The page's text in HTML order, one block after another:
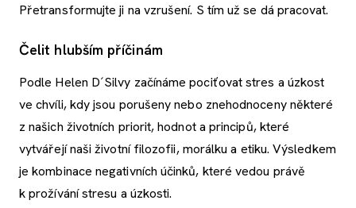
Přetransformujte ji na vzrušení. S tím už se dá pracovat.
Čelit hlubším příčinám
Podle Helen D´Silvy začínáme pociťovat stres a úzkost
ve chvíli, kdy jsou porušeny nebo znehodnoceny některé
z našich životních priorit, hodnot a principů, které
vytvářejí naši životní filozofii, morálku a etiku. Výsledkem
je kombinace negativních účinků, které vedou právě
k prožívání stresu a úzkosti.